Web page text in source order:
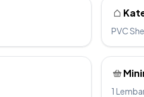
PVC
1